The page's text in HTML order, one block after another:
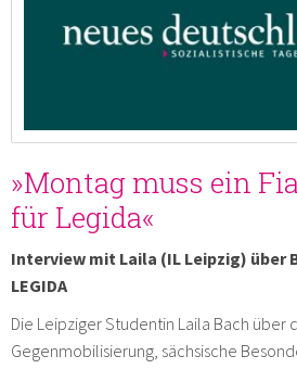
»Montag muss ein
für Legida«
Interview mit Laila (IL Leipzig) über
LEGIDA
Die Leipziger Studentin Laila Bach über
Gegenmobilisierung, sächsische